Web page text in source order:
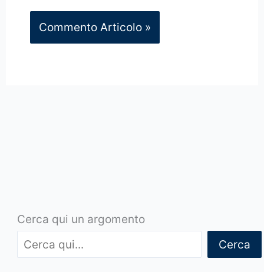
Cerca qui un argomento
Cerca